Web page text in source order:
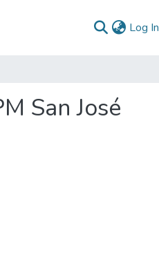
Log In
San José